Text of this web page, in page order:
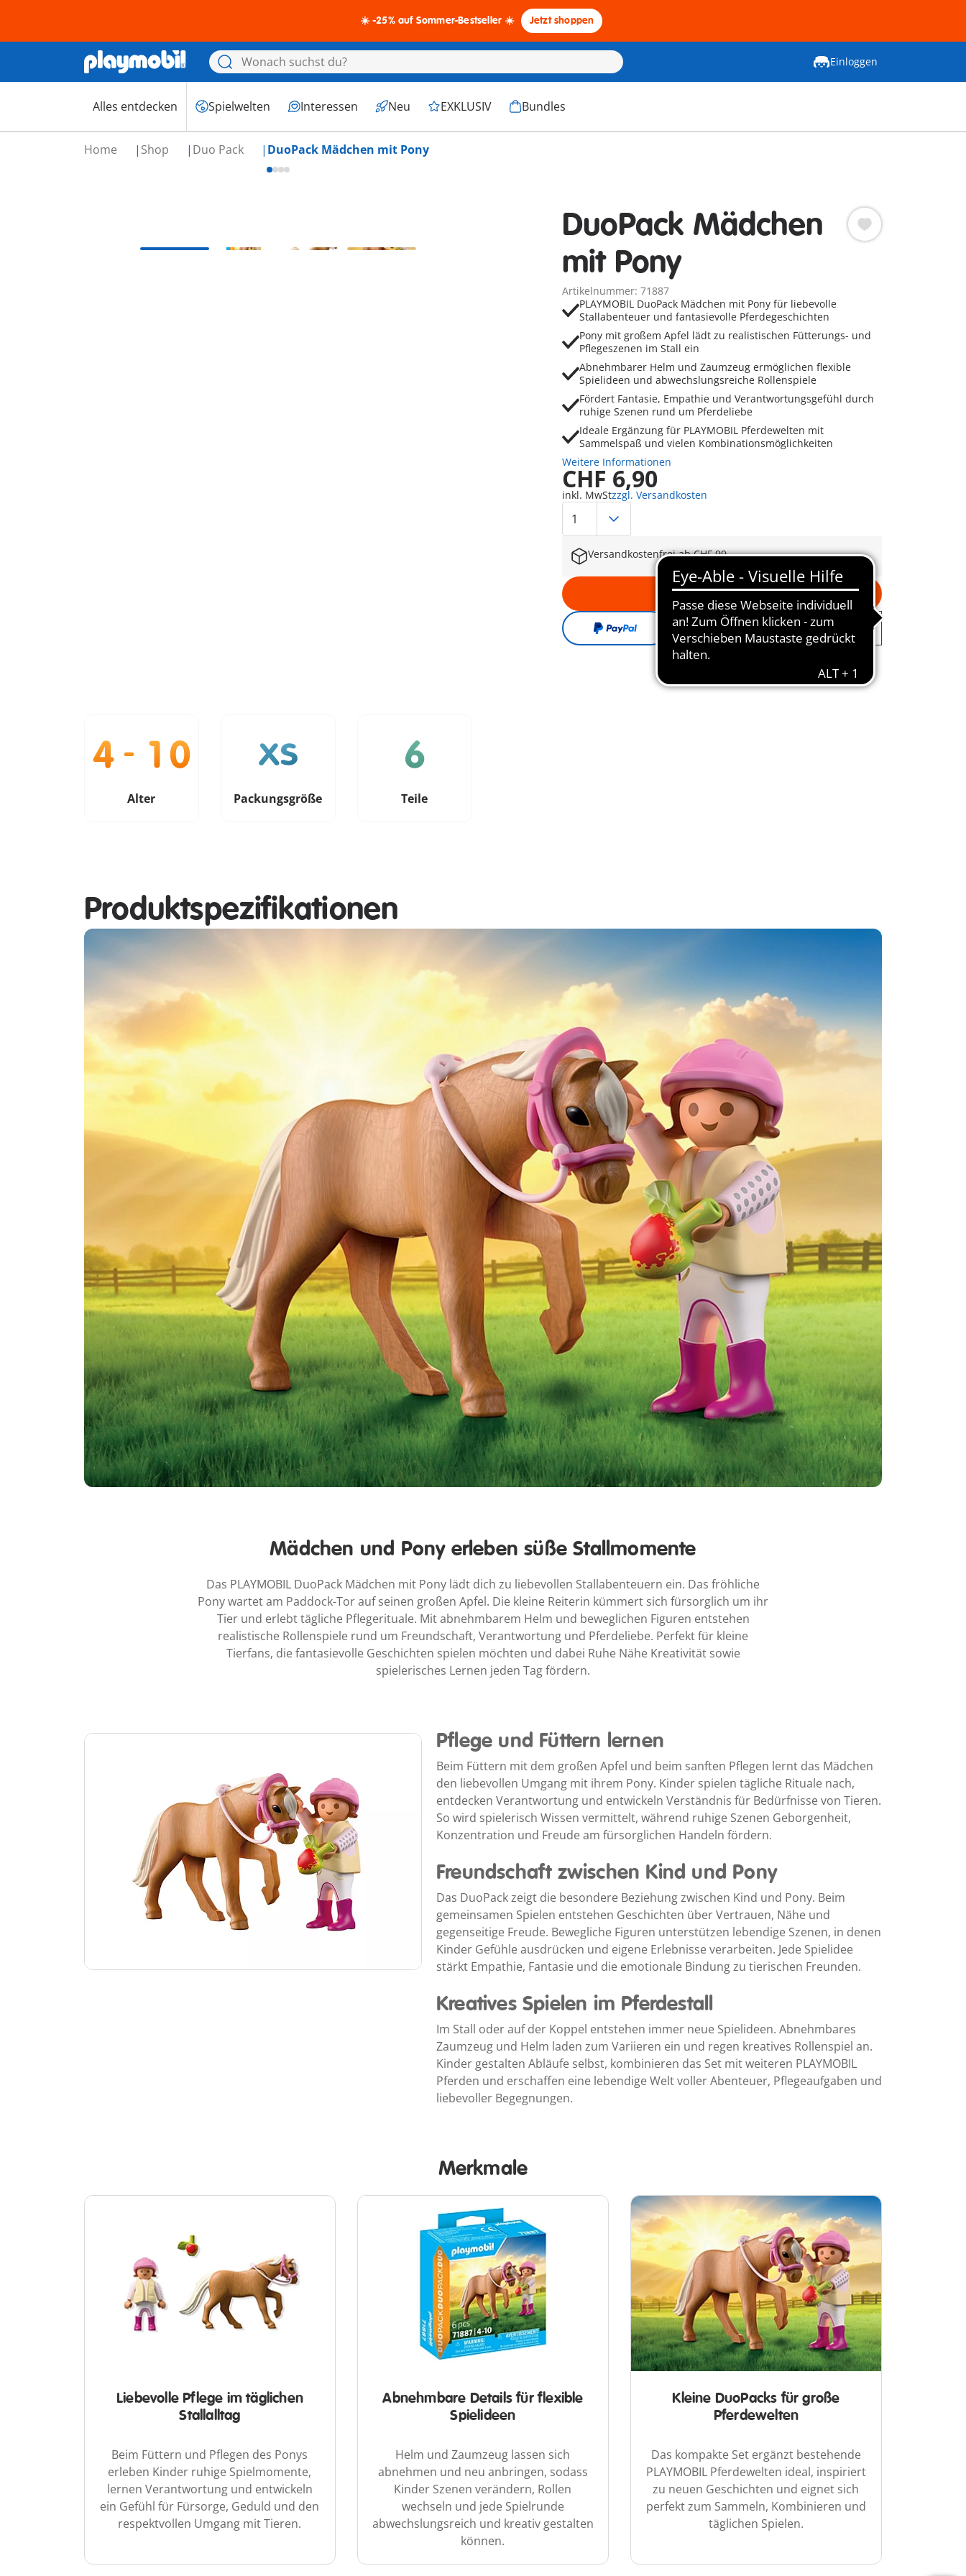
☀️ -25% auf Sommer-Bestseller ☀️ Jetzt shoppen
Einloggen
Alles entdecken Spielwelten Interessen Neu EXKLUSIV Bundles
Home Shop Duo Pack DuoPack Mädchen mit Pony
DuoPack Mädchen
mit Pony
Artikelnummer: 71887
PLAYMOBIL DuoPack Mädchen mit Pony für liebevolle
Stallabenteuer und fantasievolle Pferdegeschichten
Pony mit großem Apfel lädt zu realistischen Fütterungs- und
Pflegeszenen im Stall ein
Abnehmbarer Helm und Zaumzeug ermöglichen flexible
Spielideen und abwechslungsreiche Rollenspiele
Fördert Fantasie, Empathie und Verantwortungsgefühl durch
ruhige Szenen rund um Pferdeliebe
Ideale Ergänzung für PLAYMOBIL Pferdewelten mit
Sammelspaß und vielen Kombinationsmöglichkeiten
Weitere Informationen
CHF 6,90
inkl. MwStzzgl. Versandkosten
Versandkostenfrei ab CHF 99
In den Warenkorb
Alter Packungsgröße Teile
Produktspezifikationen
Mädchen und Pony erleben süße Stallmomente
Das PLAYMOBIL DuoPack Mädchen mit Pony lädt dich zu liebevollen Stallabenteuern ein. Das fröhliche
Pony wartet am Paddock-Tor auf seinen großen Apfel. Die kleine Reiterin kümmert sich fürsorglich um ihr
Tier und erlebt tägliche Pflegerituale. Mit abnehmbarem Helm und beweglichen Figuren entstehen
realistische Rollenspiele rund um Freundschaft, Verantwortung und Pferdeliebe. Perfekt für kleine
Tierfans, die fantasievolle Geschichten spielen möchten und dabei Ruhe Nähe Kreativität sowie
spielerisches Lernen jeden Tag fördern.
Pflege und Füttern lernen
Beim Füttern mit dem großen Apfel und beim sanften Pflegen lernt das Mädchen
den liebevollen Umgang mit ihrem Pony. Kinder spielen tägliche Rituale nach,
entdecken Verantwortung und entwickeln Verständnis für Bedürfnisse von Tieren.
So wird spielerisch Wissen vermittelt, während ruhige Szenen Geborgenheit,
Konzentration und Freude am fürsorglichen Handeln fördern.
Freundschaft zwischen Kind und Pony
Das DuoPack zeigt die besondere Beziehung zwischen Kind und Pony. Beim
gemeinsamen Spielen entstehen Geschichten über Vertrauen, Nähe und
gegenseitige Freude. Bewegliche Figuren unterstützen lebendige Szenen, in denen
Kinder Gefühle ausdrücken und eigene Erlebnisse verarbeiten. Jede Spielidee
stärkt Empathie, Fantasie und die emotionale Bindung zu tierischen Freunden.
Kreatives Spielen im Pferdestall
Im Stall oder auf der Koppel entstehen immer neue Spielideen. Abnehmbares
Zaumzeug und Helm laden zum Variieren ein und regen kreatives Rollenspiel an.
Kinder gestalten Abläufe selbst, kombinieren das Set mit weiteren PLAYMOBIL
Pferden und erschaffen eine lebendige Welt voller Abenteuer, Pflegeaufgaben und
liebevoller Begegnungen.
Merkmale
Liebevolle Pflege im täglichen
Stallalltag
Beim Füttern und Pflegen des Ponys
erleben Kinder ruhige Spielmomente,
lernen Verantwortung und entwickeln
ein Gefühl für Fürsorge, Geduld und den
respektvollen Umgang mit Tieren.
Abnehmbare Details für flexible
Spielideen
Helm und Zaumzeug lassen sich
abnehmen und neu anbringen, sodass
Kinder Szenen verändern, Rollen
wechseln und jede Spielrunde
abwechslungsreich und kreativ gestalten
können.
Kleine DuoPacks für große
Pferdewelten
Das kompakte Set ergänzt bestehende
PLAYMOBIL Pferdewelten ideal, inspiriert
zu neuen Geschichten und eignet sich
perfekt zum Sammeln, Kombinieren und
täglichen Spielen.